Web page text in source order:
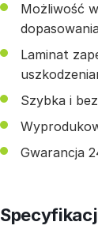
Możliwość
Laminat
Szybka i
Gwarancja